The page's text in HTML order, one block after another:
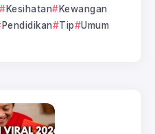
Kesihatan
Kewangan
Pendidikan Tip Umum